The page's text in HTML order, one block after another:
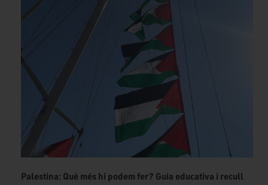
Palestina: Què més hi podem fer? Guia educativa i recull